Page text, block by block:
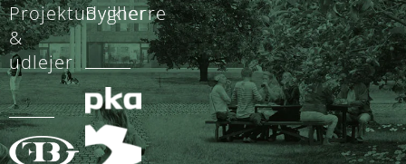
Projektudvikler
&
udlejer
Bygherre